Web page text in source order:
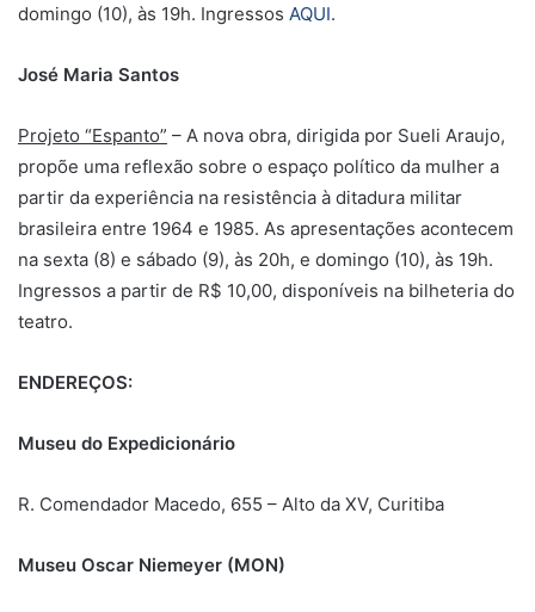
domingo (10), às 19h. Ingressos AQUI.
José Maria Santos
Projeto “Espanto” – A nova obra, dirigida por Sueli Araujo,
propõe uma reflexão sobre o espaço político da mulher a
partir da experiência na resistência à ditadura militar
brasileira entre 1964 e 1985. As apresentações acontecem
na sexta (8) e sábado (9), às 20h, e domingo (10), às 19h.
Ingressos a partir de R$ 10,00, disponíveis na bilheteria do
teatro.
ENDEREÇOS:
Museu do Expedicionário
R. Comendador Macedo, 655 – Alto da XV, Curitiba
Museu Oscar Niemeyer (MON)